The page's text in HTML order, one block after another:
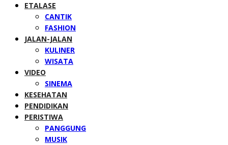
ETALASE
CANTIK
FASHION
JALAN-JALAN
KULINER
WISATA
VIDEO
SINEMA
KESEHATAN
PENDIDIKAN
PERISTIWA
PANGGUNG
MUSIK